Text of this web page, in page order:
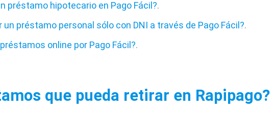
préstamo hipotecario en Pago Fácil?.
un préstamo personal sólo con DNI a través de Pago Fácil?.
online por Pago Fácil?.
que pueda retirar en Rapipago?